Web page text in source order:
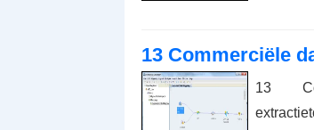
13 Commerciële
13